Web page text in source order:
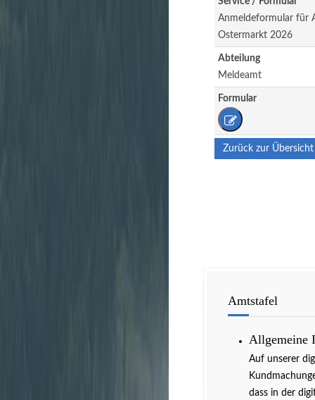
Anmeldeformular für
Ostermarkt 2026
Abteilung
Meldeamt
Formular
Zurück zur Übersicht
Amtstafel
Allgemeine
Auf unserer
dass in der